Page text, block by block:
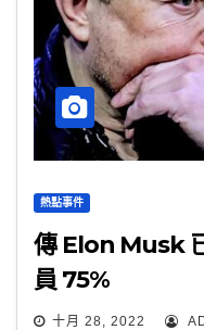
熱點事件
傳 Elon Musk
員 75%
十月 28, 2022